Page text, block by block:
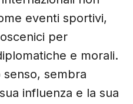
eventi sportivi,
per
e morali.
senso, sembra
influenza e la sua